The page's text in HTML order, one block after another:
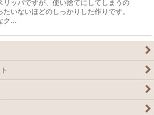
リッパですが、使い捨てにしてしまうの
たいないほどのしっかりした作りです。
ク…